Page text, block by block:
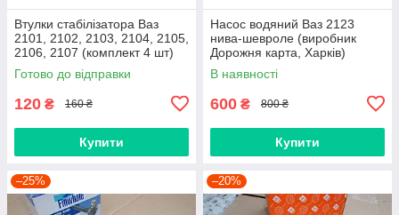
Втулки стабілізатора Ваз
2101, 2102, 2103, 2104, 2105,
2106, 2107 (комплект 4 шт)
виробник Gumex, Польща
Готово до відправки
120 ₴ 160 ₴
Купити
Насос водяний Ваз 2123
нива-шевроле (виробник
Дорожня карта, Харків)
В наявності
600 ₴ 800 ₴
Купити
–25% –20%